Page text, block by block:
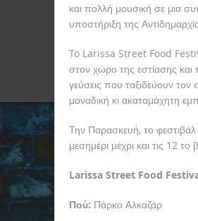
και πολλή μουσική σε μια
υποστήριξη της
To Larissa Street Food
στον χώρο της εστίασης και
γεύσεις που ταξιδεύουν τον
μοναδική κι ακαταμάχητη
Την Παρασκευή, το φεστιβάλ
μεσημέρι μέχρι και τις 12 το
Larissa Street Food
Πού: Πάρκο Αλκαζάρ